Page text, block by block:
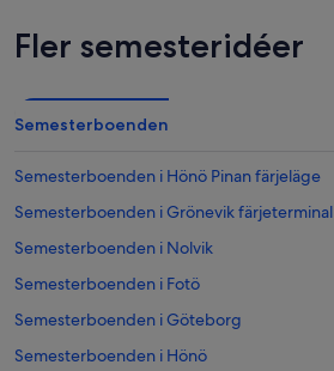
Fler semesteridéer
Semesterboenden
Semesterboenden i Hönö Pinan färjeläge
Semesterboenden i Grönevik färjeterminal
Semesterboenden i Nolvik
Semesterboenden i Fotö
Semesterboenden i Göteborg
Semesterboenden i Hönö